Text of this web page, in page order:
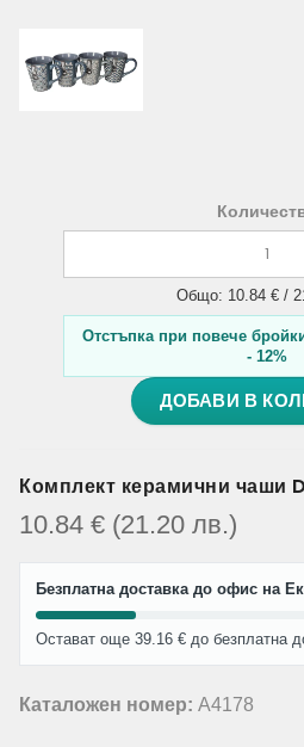
Общо: 10.84 € /
Отстъпка при повече
- 12%
ДОБАВИ В
Комплект керамични чаши
10.84 € (21.20 лв.)
Безплатна доставка до офис на
Остават още 39.16 € до безплатна
Каталожен номер: A4178